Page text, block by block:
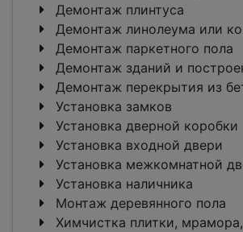
Демонтаж плинтуса
Демонтаж линолеума или
Демонтаж паркетного пола
Демонтаж зданий и
Демонтаж перекрытия из
Установка замков
Установка дверной коробки
Установка входной двери
Установка межкомнатной
Установка наличника
Монтаж деревянного пола
Химчистка плитки, мрамора,